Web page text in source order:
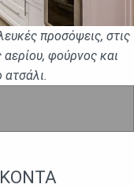
προσόψεις, στις
φούρνος και